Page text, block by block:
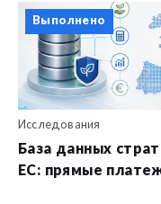
Выполнено
Исследования
База данных
ЕС: прямые